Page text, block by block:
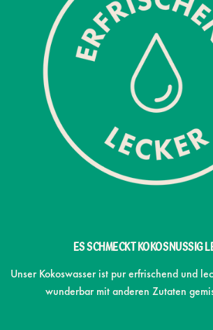
ES SCHMECKT KOKOSNUSSIG
Unser Kokoswasser ist pur erfrischend und
wunderbar mit anderen Zutaten